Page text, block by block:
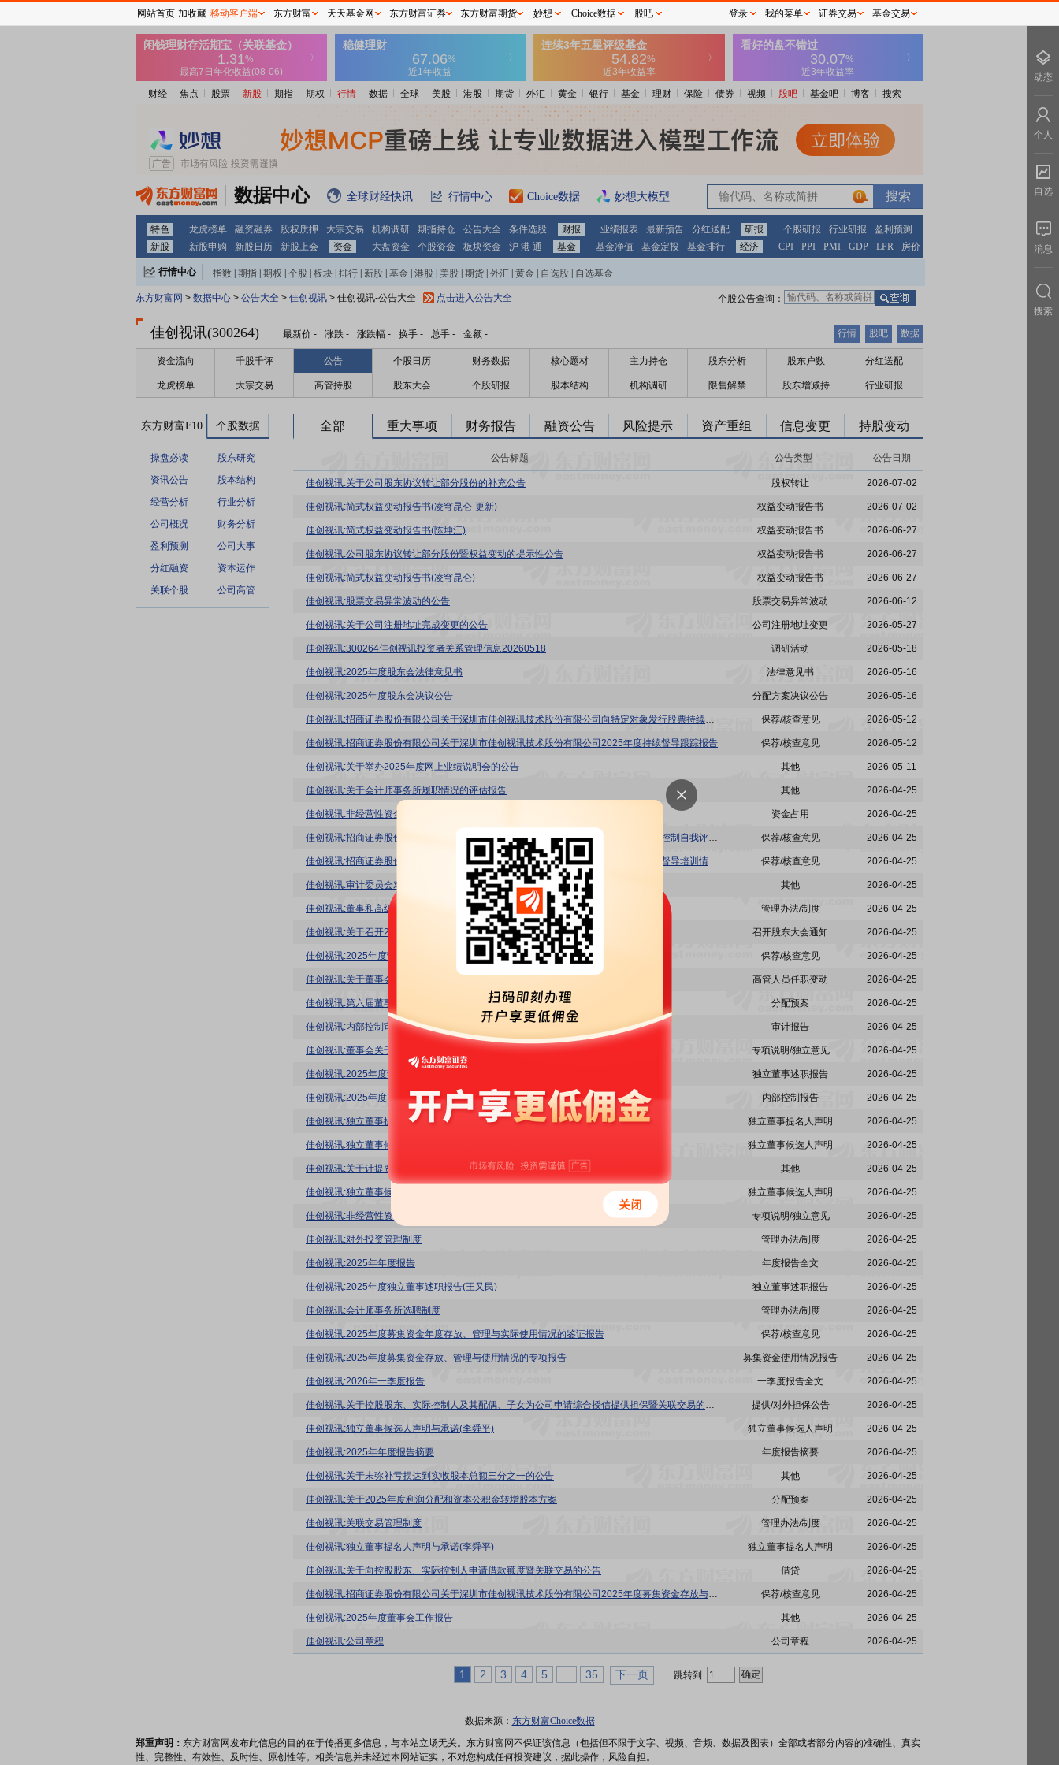
财经 焦点 股票 新股 期指 期权 行情 数据 全球 美股 港股 期货 外汇 黄金 银行 基金 理财 保险 债券 视频 股吧 基金吧 博客 搜索
数据中心 全球财经快讯 行情中心 Choice数据 妙想大模型 0
特色 龙虎榜单 融资融券 股权质押 大宗交易 机构调研 期指持仓 公告大全 条件选股 财报 业绩报表 最新预告 分红送配 研报 个股研报 行业研报
盈利预测
新股
新股申购 新股日历 新股上会 资金 大盘资金 个股资金 板块资金 沪 港 通 基金 基金净值 基金定投 基金排行 经济 CPI PPI PMI GDP LPR 房价
行情中心 指数 期指 期权 个股 板块 排行 新股 基金 港股 美股 期货 外汇 黄金 自选股 自选基金
东方财富网 > 数据中心 > 公告大全 > 佳创视讯 > 佳创视讯-公告大全 点击进入公告大全 个股公告查询：
佳创视讯(300264) 最新价 - 涨跌 - 涨跌幅 - 换手 - 总手 - 金额 - 行情 股吧 数据
资金流向 千股千评 公告 个股日历 财务数据 核心题材 主力持仓 股东分析 股东户数 分红送配
龙虎榜单 大宗交易 高管持股 股东大会 个股研报 股本结构 机构调研 限售解禁 股东增减持 行业研报
东方财富F10 个股数据
操盘必读
股东研究
资讯公告
股本结构
经营分析
行业分析
公司概况
财务分析
盈利预测
公司大事
分红融资
资本运作
关联个股
公司高管
全部 重大事项 财务报告 融资公告 风险提示 资产重组 信息变更 持股变动
公告标题 公告类型 公告日期
佳创视讯:关于公司股东协议转让部分股份的补充公告 股权转让 2026-07-02
佳创视讯:简式权益变动报告书(凌穹昆仑-更新) 权益变动报告书 2026-07-02
佳创视讯:简式权益变动报告书(陈坤江) 权益变动报告书 2026-06-27
佳创视讯:公司股东协议转让部分股份暨权益变动的提示性公告 权益变动报告书 2026-06-27
佳创视讯:简式权益变动报告书(凌穹昆仑) 权益变动报告书 2026-06-27
佳创视讯:股票交易异常波动的公告 股票交易异常波动 2026-06-12
佳创视讯:关于公司注册地址完成变更的公告 公司注册地址变更 2026-05-27
佳创视讯:300264佳创视讯投资者关系管理信息20260518 调研活动 2026-05-18
佳创视讯:2025年度股东会法律意见书 法律意见书 2026-05-16
佳创视讯:2025年度股东会决议公告 分配方案决议公告 2026-05-16
佳创视讯:招商证券股份有限公司关于深圳市佳创视讯技术股份有限公司向特定对象发行股票持续督导保荐总结报告书 保荐/核查意见 2026-05-12
佳创视讯:招商证券股份有限公司关于深圳市佳创视讯技术股份有限公司2025年度持续督导跟踪报告 保荐/核查意见 2026-05-12
佳创视讯:关于举办2025年度网上业绩说明会的公告 其他 2026-05-11
佳创视讯:关于会计师事务所履职情况的评估报告 其他 2026-04-25
佳创视讯:非经营性资金占用及其他关联方资金往来情况汇总表 资金占用 2026-04-25
佳创视讯:招商证券股份有限公司关于深圳市佳创视讯技术股份有限公司2025年度内部控制自我评价报告的核查意见 保荐/核查意见 2026-04-25
佳创视讯:招商证券股份有限公司关于深圳市佳创视讯技术股份有限公司2025年度持续督导培训情况报告 保荐/核查意见 2026-04-25
佳创视讯:审计委员会对会计师事务所履行监督职责情况的报告 其他 2026-04-25
佳创视讯:董事和高级管理人员薪酬管理制度 管理办法/制度 2026-04-25
佳创视讯:关于召开2025年度股东会的通知 召开股东大会通知 2026-04-25
佳创视讯:2025年度营业收入扣除情况的专项核查报告 保荐/核查意见 2026-04-25
佳创视讯:关于董事会换届选举的公告 高管人员任职变动 2026-04-25
佳创视讯:第六届董事会第十三次会议决议公告 分配预案 2026-04-25
佳创视讯:内部控制审计报告 审计报告 2026-04-25
佳创视讯:董事会关于独立董事独立性情况的专项意见 专项说明/独立意见 2026-04-25
佳创视讯:2025年度独立董事述职报告(张学斌) 独立董事述职报告 2026-04-25
佳创视讯:2025年度内部控制自我评价报告 内部控制报告 2026-04-25
佳创视讯:独立董事提名人声明与承诺(陈浩) 独立董事提名人声明 2026-04-25
佳创视讯:独立董事候选人声明与承诺(陈浩) 独立董事候选人声明 2026-04-25
佳创视讯:关于计提资产减值的公告 其他 2026-04-25
佳创视讯:独立董事候选人声明与承诺(王又民) 独立董事候选人声明 2026-04-25
佳创视讯:非经营性资金占用及其他关联方资金往来情况的专项审核报告 专项说明/独立意见 2026-04-25
佳创视讯:对外投资管理制度 管理办法/制度 2026-04-25
佳创视讯:2025年年度报告 年度报告全文 2026-04-25
佳创视讯:2025年度独立董事述职报告(王又民) 独立董事述职报告 2026-04-25
佳创视讯:会计师事务所选聘制度 管理办法/制度 2026-04-25
佳创视讯:2025年度募集资金年度存放、管理与实际使用情况的鉴证报告 保荐/核查意见 2026-04-25
佳创视讯:2025年度募集资金存放、管理与使用情况的专项报告 募集资金使用情况报告 2026-04-25
佳创视讯:2026年一季度报告 一季度报告全文 2026-04-25
佳创视讯:关于控股股东、实际控制人及其配偶、子女为公司申请综合授信提供担保暨关联交易的公告 提供/对外担保公告 2026-04-25
佳创视讯:独立董事候选人声明与承诺(李舜平) 独立董事候选人声明 2026-04-25
佳创视讯:2025年年度报告摘要 年度报告摘要 2026-04-25
佳创视讯:关于未弥补亏损达到实收股本总额三分之一的公告 其他 2026-04-25
佳创视讯:关于2025年度利润分配和资本公积金转增股本方案 分配预案 2026-04-25
佳创视讯:关联交易管理制度 管理办法/制度 2026-04-25
佳创视讯:独立董事提名人声明与承诺(李舜平) 独立董事提名人声明 2026-04-25
佳创视讯:关于向控股股东、实际控制人申请借款额度暨关联交易的公告 借贷 2026-04-25
佳创视讯:招商证券股份有限公司关于深圳市佳创视讯技术股份有限公司2025年度募集资金存放与使用情况的核查意见 保荐/核查意见 2026-04-25
佳创视讯:2025年度董事会工作报告 其他 2026-04-25
佳创视讯:公司章程 公司章程 2026-04-25
1 2 3 4 5 35 下一页 跳转到
数据来源： 东方财富Choice数据
郑重声明： 东方财富网发布此信息的目的在于传播更多信息，与本站立场无关。东方财富网不保证该信息（包括但不限于文字、视频、音频、数据及图表）全部或者部分内容的准确性、真实
性、完整性、有效性、及时性、原创性等。相关信息并未经过本网站证实，不对您构成任何投资建议，据此操作，风险自担。
网站首页 加收藏 移动客户端 东方财富 天天基金网 东方财富证券 东方财富期货 妙想 Choice数据 股吧 登录 我的菜单 证券交易 基金交易
动态
个人
自选
消息
搜索